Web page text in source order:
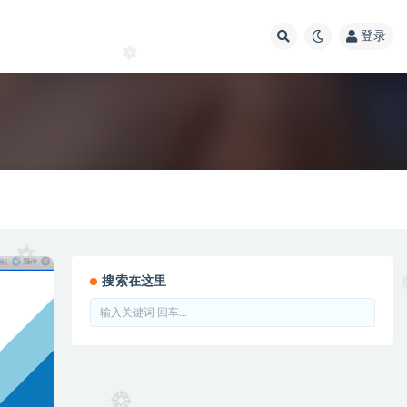
登录
搜索在这里